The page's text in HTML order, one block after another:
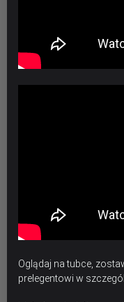
Oglądaj na tubce,
prelegentowi w